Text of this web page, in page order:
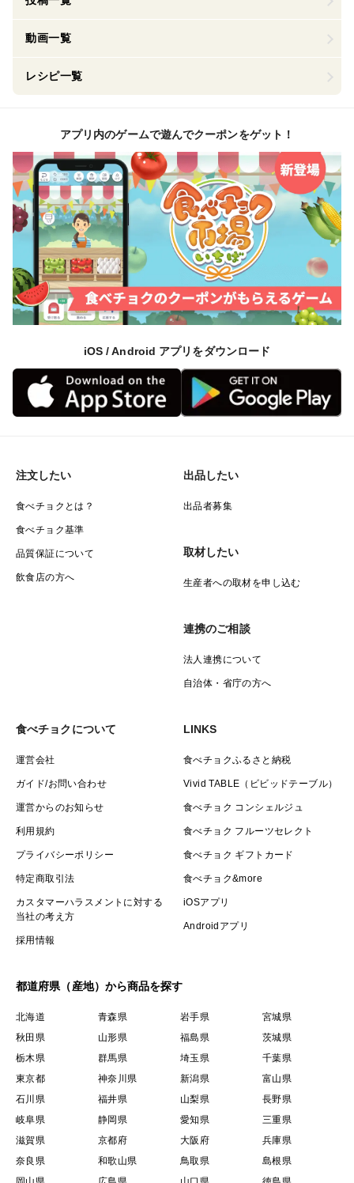
動画一覧
レシピ一覧
アプリ内のゲームで遊んでクーポンをゲット！
iOS / Android アプリをダウンロード
注文したい
食べチョクとは？
食べチョク基準
品質保証について
飲食店の方へ
出品したい
出品者募集
取材したい
生産者への取材を申し込む
連携のご相談
法人連携について
自治体・省庁の方へ
食べチョクについて
運営会社
ガイド/お問い合わせ
運営からのお知らせ
利用規約
プライバシーポリシー
特定商取引法
カスタマーハラスメントに対する
当社の考え方
採用情報
LINKS
食べチョクふるさと納税
Vivid TABLE（ビビッドテーブル）
食べチョク コンシェルジュ
食べチョク フルーツセレクト
食べチョク ギフトカード
食べチョク&more
iOSアプリ
Androidアプリ
都道府県（産地）から商品を探す
北海道 青森県 岩手県
宮城県
秋田県
山形県 福島県
茨城県
栃木県
群馬県 埼玉県
千葉県
東京都
神奈川県 新潟県
富山県
石川県
福井県 山梨県
長野県
岐阜県
静岡県 愛知県
三重県
滋賀県
京都府 大阪府
兵庫県
奈良県
和歌山県 鳥取県
島根県